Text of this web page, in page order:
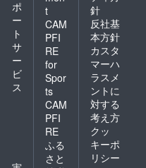
ポ
ー
ト
サ
ー
ビ
ス
t
CAM
PFI
RE
for
Spor
ts
CAM
PFI
RE
ふる
さと
針
反社基
本方針
カスタ
マーハ
ラスメ
ントに
対する
考え方
クッ
キーポ
リシー